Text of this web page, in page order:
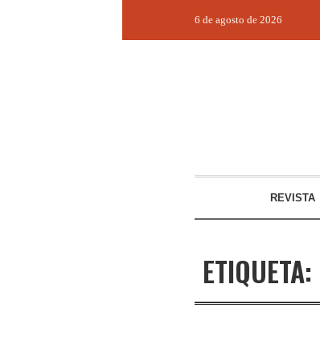
6 de agosto de 2026
REVISTA
ETIQUETA: